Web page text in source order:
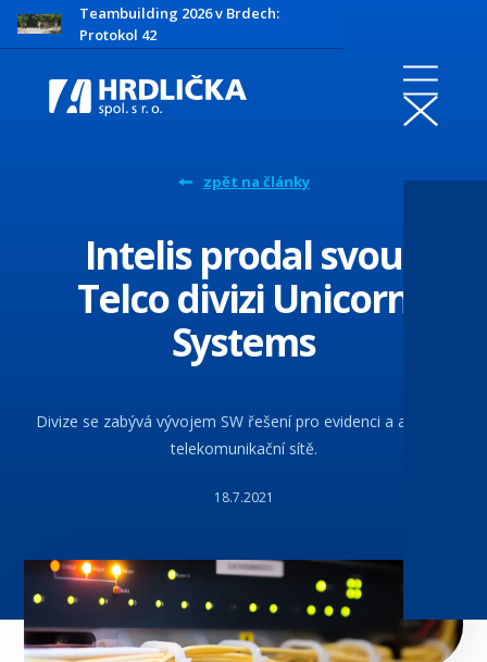
Teambuilding 2026 v Brdech:
Protokol 42
zpět na články
Intelis prodal svou
Telco divizi Unicorn
Systems
Divize se zabývá vývojem SW řešení pro evidenci a analýzu
telekomunikační sítě.
18.7.2021